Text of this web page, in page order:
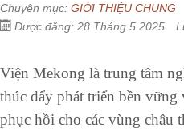
Chuyên mục: GIỚI THIỆU CHUNG
Được đăng: 28 Tháng 5 2025
Viện Mekong là trung tâm
thúc đẩy phát triển bền vững
phục hồi cho các vùng châu